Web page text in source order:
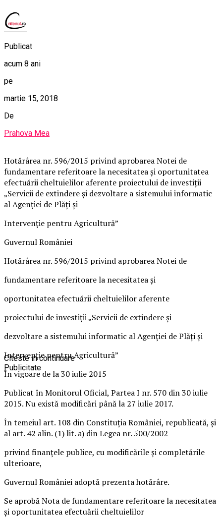
Publicat
acum 8 ani
pe
martie 15, 2018
De
Prahova Mea
Hotărârea nr. 596/2015 privind aprobarea Notei de
fundamentare referitoare la necesitatea și oportunitatea
efectuării cheltuielilor aferente proiectului de investiții
„Servicii de extindere și dezvoltare a sistemului informatic
al Agenției de Plăți și
Intervenție pentru Agricultură”
Guvernul României
Hotărârea nr. 596/2015 privind aprobarea Notei de
fundamentare referitoare la necesitatea și
oportunitatea efectuării cheltuielilor aferente
proiectului de investiții „Servicii de extindere și
dezvoltare a sistemului informatic al Agenției de Plăți și
Intervenție pentru Agricultură”
În vigoare de la 30 iulie 2015
Publicat în Monitorul Oficial, Partea I nr. 570 din 30 iulie
2015. Nu există modificări până la 27 iulie 2017.
În temeiul art. 108 din Constituția României, republicată, și
al art. 42 alin. (1) lit. a) din Legea nr. 500/2002
privind finanțele publice, cu modificările și completările
ulterioare,
Guvernul României adoptă prezenta hotărâre.
Se aprobă Nota de fundamentare referitoare la necesitatea
și oportunitatea efectuării cheltuielilor
Citeste in continuare
Publicitate